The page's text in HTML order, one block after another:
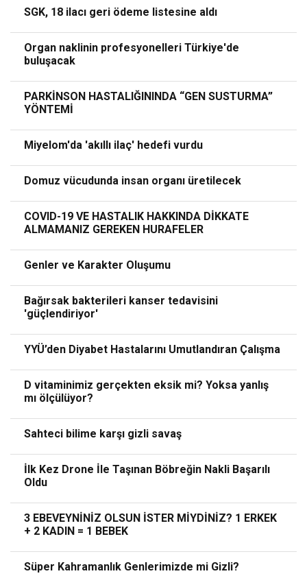
SGK, 18 ilacı geri ödeme listesine aldı
Organ naklinin profesyonelleri Türkiye'de
buluşacak
PARKİNSON HASTALIĞININDA “GEN SUSTURMA”
YÖNTEMİ
Miyelom'da 'akıllı ilaç' hedefi vurdu
Domuz vücudunda insan organı üretilecek
COVID-19 VE HASTALIK HAKKINDA DİKKATE
ALMAMANIZ GEREKEN HURAFELER
Genler ve Karakter Oluşumu
Bağırsak bakterileri kanser tedavisini
'güçlendiriyor'
YYÜ’den Diyabet Hastalarını Umutlandıran Çalışma
D vitaminimiz gerçekten eksik mi? Yoksa yanlış
mı ölçülüyor?
Sahteci bilime karşı gizli savaş
İlk Kez Drone İle Taşınan Böbreğin Nakli Başarılı
Oldu
3 EBEVEYNİNİZ OLSUN İSTER MİYDİNİZ? 1 ERKEK
+ 2 KADIN = 1 BEBEK
Süper Kahramanlık Genlerimizde mi Gizli?